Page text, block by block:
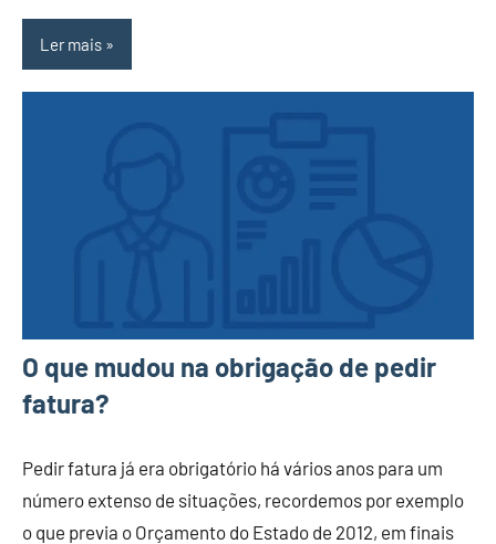
Ler mais
O que mudou na obrigação de pedir
fatura?
Pedir fatura já era obrigatório há vários anos para um
número extenso de situações, recordemos por exemplo
o que previa o Orçamento do Estado de 2012, em finais